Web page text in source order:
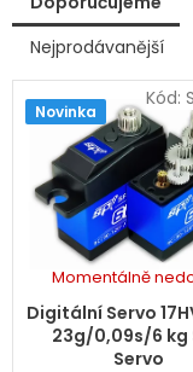
a
Nejprodávanější
ý
i
p Novinka
Digitální Servo
23g/0,09s/6 kg
Servo
Průměrné
hodnocení
produktu
Momentálně
Kód: